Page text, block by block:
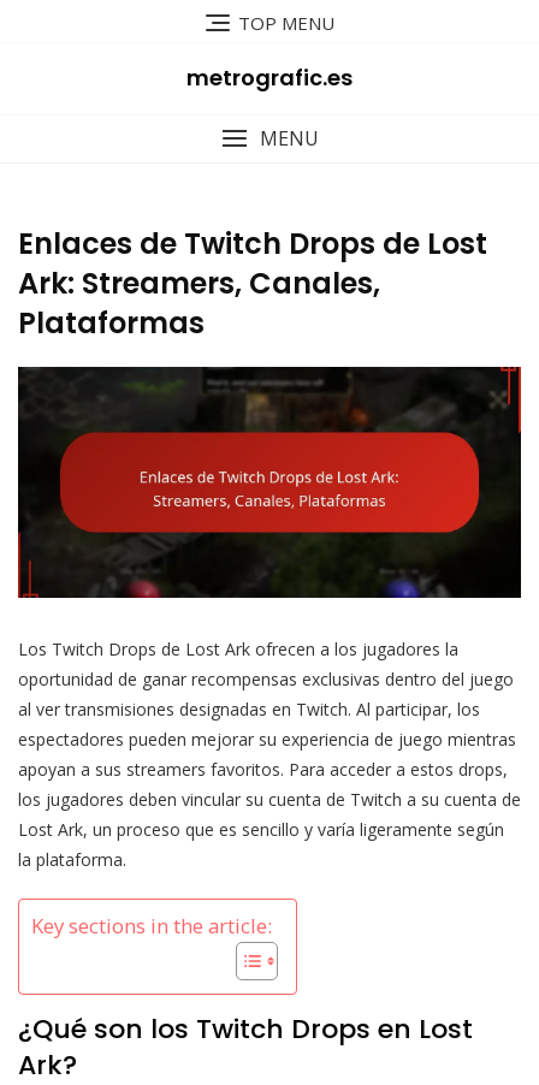
TOP MENU
metrografic.es
MENU
Enlaces de Twitch Drops de Lost
Ark: Streamers, Canales,
Plataformas
Los Twitch Drops de Lost Ark ofrecen a los jugadores la
oportunidad de ganar recompensas exclusivas dentro del juego
al ver transmisiones designadas en Twitch. Al participar, los
espectadores pueden mejorar su experiencia de juego mientras
apoyan a sus streamers favoritos. Para acceder a estos drops,
los jugadores deben vincular su cuenta de Twitch a su cuenta de
Lost Ark, un proceso que es sencillo y varía ligeramente según
la plataforma.
Key sections in the article:
¿Qué son los Twitch Drops en Lost
Ark?